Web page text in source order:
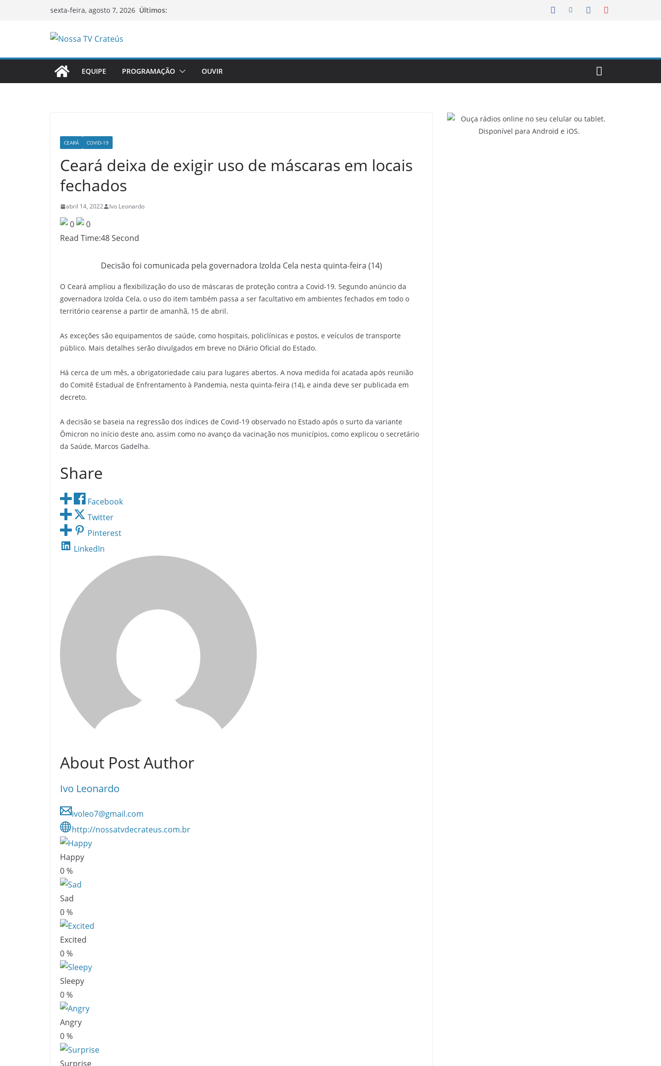
sexta-feira, agosto 7, 2026 Últimos:
p
o
EQUIPE PROGRAMAÇÃO OUVIR
CEARÁ COVID-19
Ceará deixa de exigir uso de máscaras em locais
fechados
abril 14, 2022 Ivo Leonardo
0
0
Read Time:48 Second
Decisão foi comunicada pela governadora Izolda Cela nesta quinta-feira (14)
O Ceará ampliou a flexibilização do uso de máscaras de proteção contra a Covid-19. Segundo anúncio da
governadora Izolda Cela, o uso do item também passa a ser facultativo em ambientes fechados em todo o
território cearense a partir de amanhã, 15 de abril.
As exceções são equipamentos de saúde, como hospitais, policlínicas e postos, e veículos de transporte
público. Mais detalhes serão divulgados em breve no Diário Oficial do Estado.
Há cerca de um mês, a obrigatoriedade caiu para lugares abertos. A nova medida foi acatada após reunião
do Comitê Estadual de Enfrentamento à Pandemia, nesta quinta-feira (14), e ainda deve ser publicada em
decreto.
A decisão se baseia na regressão dos índices de Covid-19 observado no Estado após o surto da variante
Ômicron no início deste ano, assim como no avanço da vacinação nos municípios, como explicou o secretário
da Saúde, Marcos Gadelha.
Share
Facebook
Twitter
Pinterest
LinkedIn
About Post Author
Ivo Leonardo
ivoleo7@gmail.com
http://nossatvdecrateus.com.br
Happy
0%
Sad
0%
Excited
0%
Sleepy
0%
Angry
0%
Surprise